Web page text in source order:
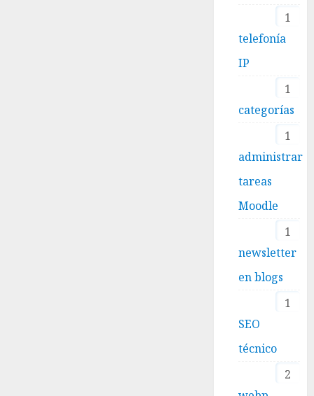
1
telefonía
IP
1
categorías
1
administrar
tareas
Moodle
1
newsletter
en blogs
1
SEO
técnico
2